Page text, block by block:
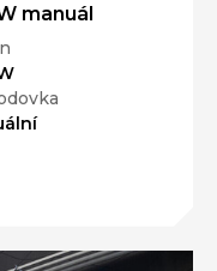
manuál